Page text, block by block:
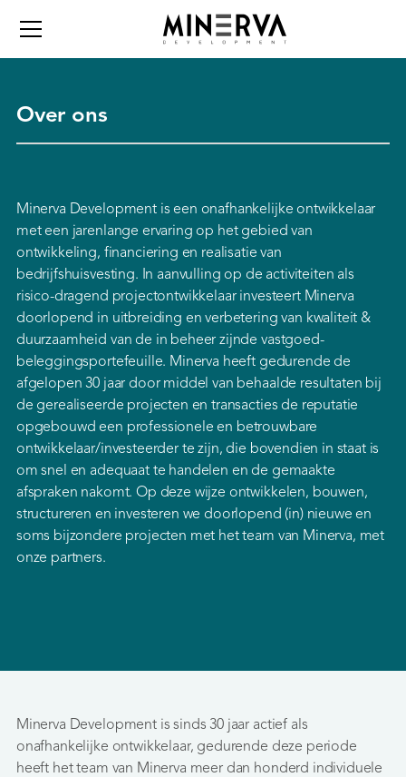
Over ons
Minerva Development is een onafhankelijke ontwikkelaar
met een jarenlange ervaring op het gebied van
ontwikkeling, financiering en realisatie van
bedrijfshuisvesting. In aanvulling op de activiteiten als
risico-dragend projectontwikkelaar investeert Minerva
doorlopend in uitbreiding en verbetering van kwaliteit &
duurzaamheid van de in beheer zijnde vastgoed-
beleggingsportefeuille. Minerva heeft gedurende de
afgelopen 30 jaar door middel van behaalde resultaten bij
de gerealiseerde projecten en transacties de reputatie
opgebouwd een professionele en betrouwbare
ontwikkelaar/investeerder te zijn, die bovendien in staat is
om snel en adequaat te handelen en de gemaakte
afspraken nakomt. Op deze wijze ontwikkelen, bouwen,
structureren en investeren we doorlopend (in) nieuwe en
soms bijzondere projecten met het team van Minerva, met
onze partners.
Minerva Development is sinds 30 jaar actief als
onafhankelijke ontwikkelaar, gedurende deze periode
heeft het team van Minerva meer dan honderd individuele